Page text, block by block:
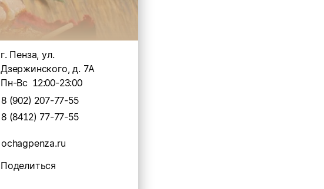
г. Пенза, ул.
Дзержинского, д. 7А
Пн-Вс 12:00-23:00
8 (902) 207-77-55
8 (8412) 77-77-55
ochagpenza.ru
Поделиться